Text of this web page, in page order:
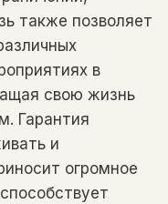
также позволяет
в
свою жизнь
Гарантия
и
огромное